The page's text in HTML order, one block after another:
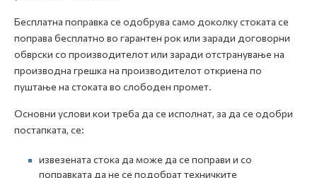
Бесплатна поправка се одобрува само доколку стоката се
поправа бесплатно во гарантен рок или заради договорни
обврски со производителот или заради отстранување на
производна грешка на производителот откриена по
пуштање на стоката во слободен промет.
Основни услови кои треба да се исполнат, за да се одобри
постапката, се:
извезената стока да може да се поправи и со
поправката да не се подобрат техничките